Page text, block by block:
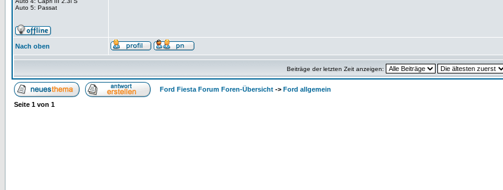
Auto 5: Passat
Nach oben
Beiträge der letzten Zeit anzeigen:
Ford Fiesta Forum Foren-Übersicht -> Ford allgemein
Seite 1 von 1